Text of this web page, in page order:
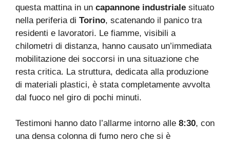
questa mattina in un capannone industriale situato
nella periferia di Torino, scatenando il panico tra
residenti e lavoratori. Le fiamme, visibili a
chilometri di distanza, hanno causato un’immediata
mobilitazione dei soccorsi in una situazione che
resta critica. La struttura, dedicata alla produzione
di materiali plastici, è stata completamente avvolta
dal fuoco nel giro di pochi minuti.
Testimoni hanno dato l’allarme intorno alle 8:30, con
una densa colonna di fumo nero che si è